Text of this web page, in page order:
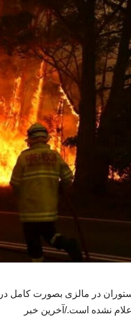
در مالزی بصورت کامل
نشده است./آخرین خبر